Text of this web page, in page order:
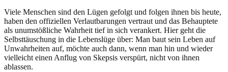
Viele Menschen sind den Lügen gefolgt und folgen ihnen bis heute,
haben den offiziellen Verlautbarungen vertraut und das Behauptete
als unumstößliche Wahrheit tief in sich verankert. Hier geht die
Selbsttäuschung in die Lebenslüge über: Man baut sein Leben auf
Unwahrheiten auf, möchte auch dann, wenn man hin und wieder
vielleicht einen Anflug von Skepsis verspürt, nicht von ihnen
ablassen.